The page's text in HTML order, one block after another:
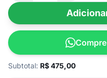
Subtotal: R$475,00